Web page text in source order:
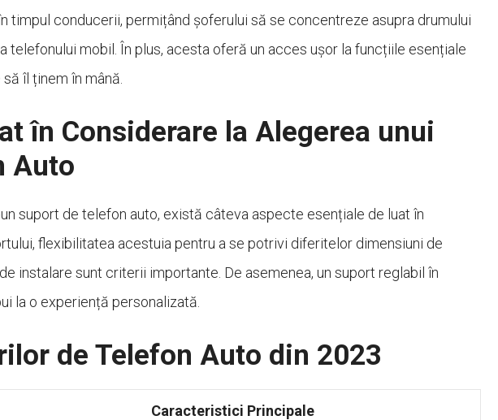
timpul conducerii, permițând șoferului să se concentreze asupra drumului
telefonului mobil. În plus, acesta oferă un acces ușor la funcțiile esențiale
îl ținem în mână.
în Considerare la Alegerea unui
Auto
suport de telefon auto, există câteva aspecte esențiale de luat în
flexibilitatea acestuia pentru a se potrivi diferitelor dimensiuni de
instalare sunt criterii importante. De asemenea, un suport reglabil în
la o experiență personalizată.
de Telefon Auto din 2023
Caracteristici Principale